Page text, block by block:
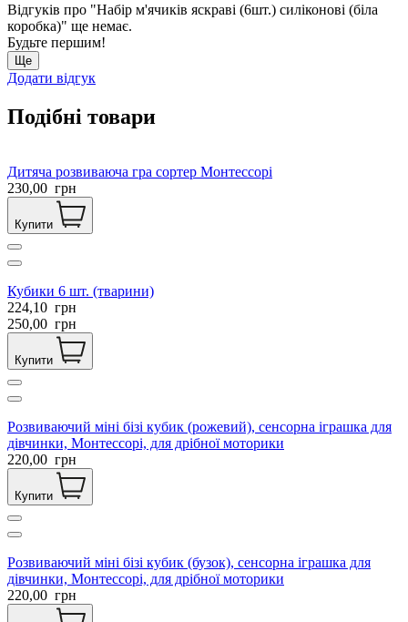
Відгуків про "Набір м'ячиків яскраві (6шт.) силіконові (біла
коробка)" ще немає.
Будьте першим!
Ще
Додати відгук
Подібні товари
Дитяча розвиваюча гра сортер Монтессорі
230,00 грн
Купити
Кубики 6 шт. (тварини)
224,10 грн
250,00 грн
Купити
Розвиваючий міні бізі кубик (рожевий), сенсорна іграшка для
дівчинки, Монтессорі, для дрібної моторики
220,00 грн
Купити
Розвиваючий міні бізі кубик (бузок), сенсорна іграшка для
дівчинки, Монтессорі, для дрібної моторики
220,00 грн